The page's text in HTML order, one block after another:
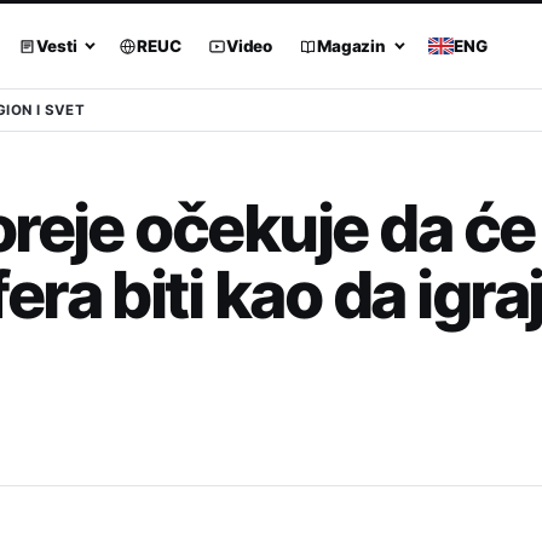
Vesti REUC Video Magazin ENG
I SVET
očekuje da
biti kao da